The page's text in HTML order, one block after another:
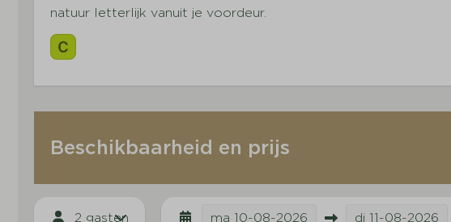
natuur letterlijk vanuit je voordeur.
Beschikbaarheid en prijs
2 gasten ma 10-08-2026 di 11-08-2026